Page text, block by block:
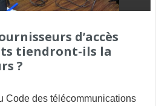
d’accès
tiendront-ils la
?
Code des télécommunications